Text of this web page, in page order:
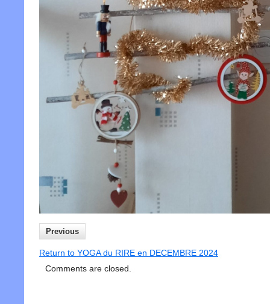
Previous
Return to YOGA du RIRE en DECEMBRE 2024
Comments are closed.